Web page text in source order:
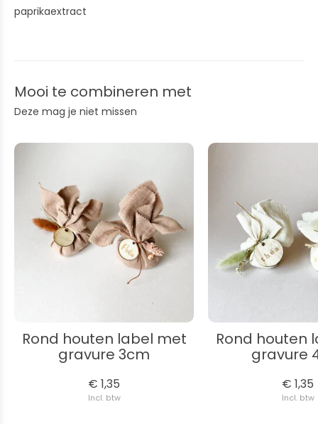
paprikaextract
Mooi te combineren met
Deze mag je niet missen
Rond houten label met
gravure 3cm
€ 1,35
Incl. btw
Rond houten
gravure
€ 1,35
Incl. btw